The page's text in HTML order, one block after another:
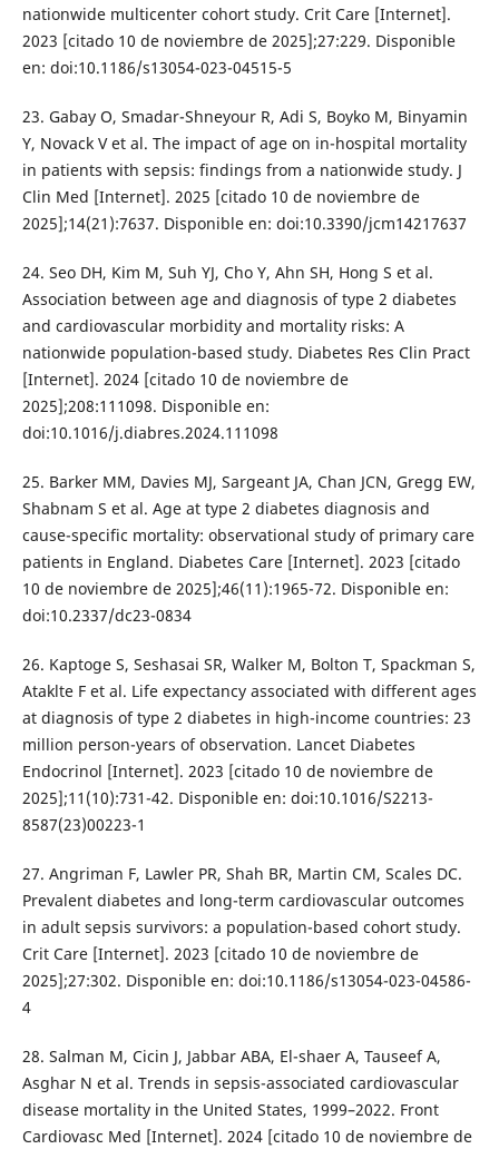
nationwide multicenter cohort study. Crit Care [Internet].
2023 [citado 10 de noviembre de 2025];27:229. Disponible
en: doi:10.1186/s13054-023-04515-5
23. Gabay O, Smadar-Shneyour R, Adi S, Boyko M, Binyamin
Y, Novack V et al. The impact of age on in-hospital mortality
in patients with sepsis: findings from a nationwide study. J
Clin Med [Internet]. 2025 [citado 10 de noviembre de
2025];14(21):7637. Disponible en: doi:10.3390/jcm14217637
24. Seo DH, Kim M, Suh YJ, Cho Y, Ahn SH, Hong S et al.
Association between age and diagnosis of type 2 diabetes
and cardiovascular morbidity and mortality risks: A
nationwide population-based study. Diabetes Res Clin Pract
[Internet]. 2024 [citado 10 de noviembre de
2025];208:111098. Disponible en:
doi:10.1016/j.diabres.2024.111098
25. Barker MM, Davies MJ, Sargeant JA, Chan JCN, Gregg EW,
Shabnam S et al. Age at type 2 diabetes diagnosis and
cause-specific mortality: observational study of primary care
patients in England. Diabetes Care [Internet]. 2023 [citado
10 de noviembre de 2025];46(11):1965-72. Disponible en:
doi:10.2337/dc23-0834
26. Kaptoge S, Seshasai SR, Walker M, Bolton T, Spackman S,
Ataklte F et al. Life expectancy associated with different ages
at diagnosis of type 2 diabetes in high-income countries: 23
million person-years of observation. Lancet Diabetes
Endocrinol [Internet]. 2023 [citado 10 de noviembre de
2025];11(10):731-42. Disponible en: doi:10.1016/S2213-
8587(23)00223-1
27. Angriman F, Lawler PR, Shah BR, Martin CM, Scales DC.
Prevalent diabetes and long-term cardiovascular outcomes
in adult sepsis survivors: a population-based cohort study.
Crit Care [Internet]. 2023 [citado 10 de noviembre de
2025];27:302. Disponible en: doi:10.1186/s13054-023-04586-
4
28. Salman M, Cicin J, Jabbar ABA, El-shaer A, Tauseef A,
Asghar N et al. Trends in sepsis-associated cardiovascular
disease mortality in the United States, 1999–2022. Front
Cardiovasc Med [Internet]. 2024 [citado 10 de noviembre de